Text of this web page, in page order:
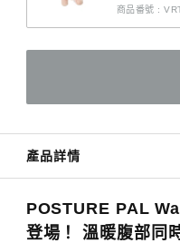
商品番號 :
產品詳情
POSTURE PAL
登場！ 溫暖腹部同